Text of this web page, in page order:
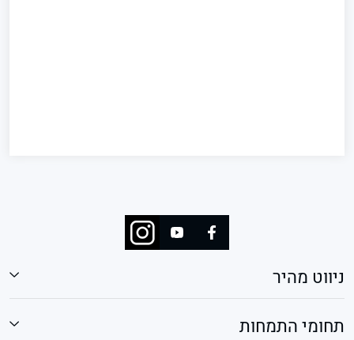
ניווט מהיר
תחומי התמחות